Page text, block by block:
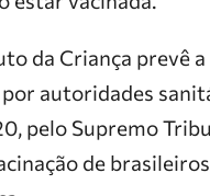
da Criança prevê
autoridades
pelo Supremo
de